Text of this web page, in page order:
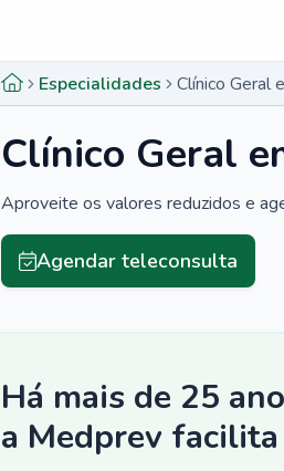
Especialidades Clínico Geral
Clínico Geral
Aproveite os valores reduzidos e
Agendar teleconsulta
Há mais de 25
a Medprev facilita